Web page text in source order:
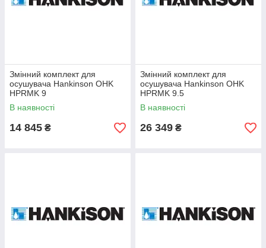
Змінний комплект для
осушувача Hankinson OHK
HPRMK 9
В наявності
14 845 ₴
Змінний комплект для
осушувача Hankinson OHK
HPRMK 9.5
В наявності
26 349 ₴